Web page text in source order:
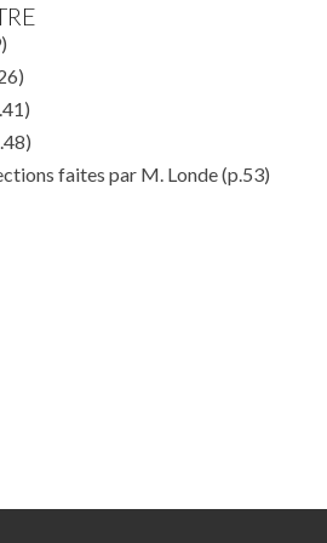
faites par M. Londe(p.53)